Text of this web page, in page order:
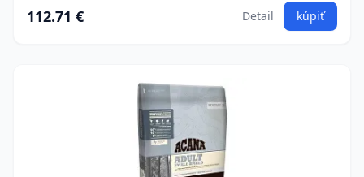
112.71 € Detail kúpiť